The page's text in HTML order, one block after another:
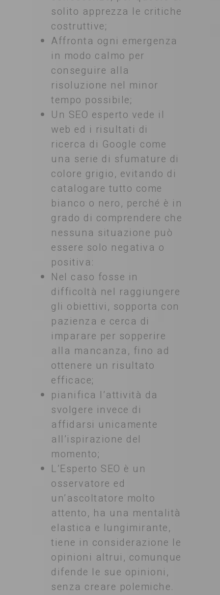
solito apprezza le critiche
costruttive;
Affronta ogni emergenza
in modo calmo per
conseguire alla
risoluzione nel minor
tempo possibile;
Un SEO esperto vede il
web ed i risultati di
ricerca di Google come
una serie di sfumature di
colore grigio, evitando di
catalogare tutto come
bianco o nero, perché è in
grado di comprendere che
nessuna situazione può
essere solo negativa o
positiva:
Nel caso fosse in
difficoltà nel raggiungere
gli obiettivi, sopporta con
pazienza e cerca di
imparare per sopperire
alla mancanza, fino ad
ottenere un risultato
efficace;
pianifica l’attività da
svolgere invece di
affidarsi unicamente
all’ispirazione del
momento;
L’Esperto SEO è un
osservatore ed
un’ascoltatore molto
attento, ha una mentalità
elastica e lungimirante,
tiene in considerazione le
opinioni altrui, comunque
difende le sue opinioni,
senza creare polemiche.